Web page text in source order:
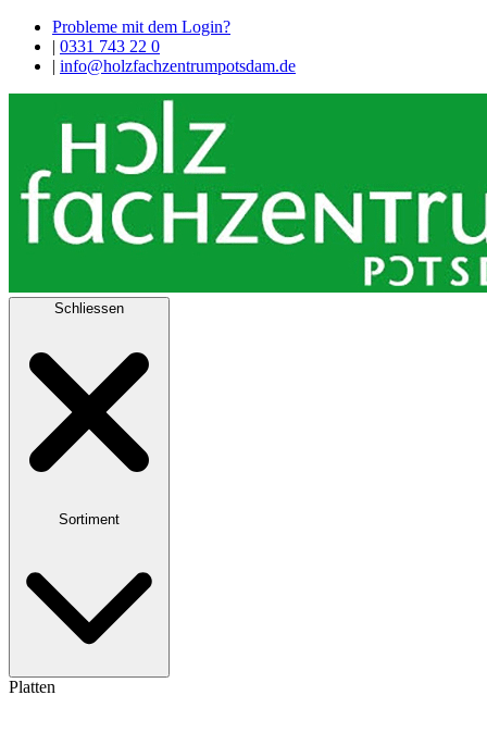
Probleme mit dem Login?
| 0331 743 22 0
| info@holzfachzentrumpotsdam.de
Schliessen
Sortiment
Platten